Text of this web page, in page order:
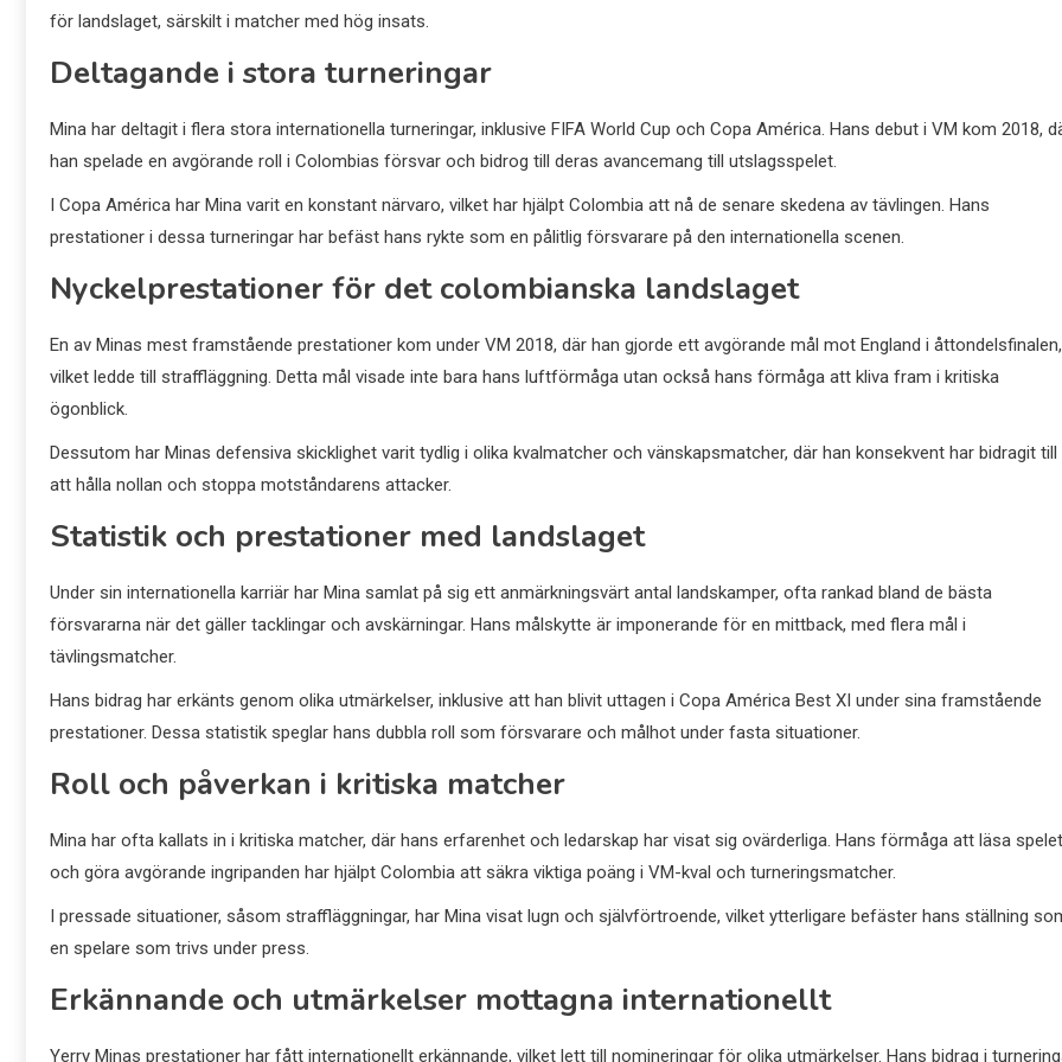
för landslaget, särskilt i matcher med hög insats.
Deltagande i stora turneringar
Mina har deltagit i flera stora internationella turneringar, inklusive FIFA World Cup och Copa América. Hans debut i VM kom 2018,
han spelade en avgörande roll i Colombias försvar och bidrog till deras avancemang till utslagsspelet.
I Copa América har Mina varit en konstant närvaro, vilket har hjälpt Colombia att nå de senare skedena av tävlingen. Hans
prestationer i dessa turneringar har befäst hans rykte som en pålitlig försvarare på den internationella scenen.
Nyckelprestationer för det colombianska landslaget
En av Minas mest framstående prestationer kom under VM 2018, där han gjorde ett avgörande mål mot England i åttondelsfinalen,
vilket ledde till straffläggning. Detta mål visade inte bara hans luftförmåga utan också hans förmåga att kliva fram i kritiska
ögonblick.
Dessutom har Minas defensiva skicklighet varit tydlig i olika kvalmatcher och vänskapsmatcher, där han konsekvent har bidragit till
att hålla nollan och stoppa motståndarens attacker.
Statistik och prestationer med landslaget
Under sin internationella karriär har Mina samlat på sig ett anmärkningsvärt antal landskamper, ofta rankad bland de bästa
försvararna när det gäller tacklingar och avskärningar. Hans målskytte är imponerande för en mittback, med flera mål i
tävlingsmatcher.
Hans bidrag har erkänts genom olika utmärkelser, inklusive att han blivit uttagen i Copa América Best XI under sina framstående
prestationer. Dessa statistik speglar hans dubbla roll som försvarare och målhot under fasta situationer.
Roll och påverkan i kritiska matcher
Mina har ofta kallats in i kritiska matcher, där hans erfarenhet och ledarskap har visat sig ovärderliga. Hans förmåga att läsa spelet
och göra avgörande ingripanden har hjälpt Colombia att säkra viktiga poäng i VM-kval och turneringsmatcher.
I pressade situationer, såsom straffläggningar, har Mina visat lugn och självförtroende, vilket ytterligare befäster hans ställning
en spelare som trivs under press.
Erkännande och utmärkelser mottagna internationellt
Yerry Minas prestationer har fått internationellt erkännande, vilket lett till nomineringar för olika utmärkelser. Hans bidrag i